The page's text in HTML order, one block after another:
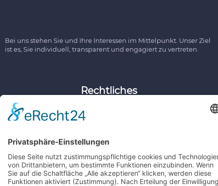
Bei uns stehen Sie und Ihre Interessen im Mittelpunkt. Unser Ziel
ist es, Sie individuell, transparent und engagiert zu vertreten.
Rechtliches
Kontaktieren Sie uns
08721/12 88 66 0
kanzlei@rechtsanwaelte-eggenfelden.de